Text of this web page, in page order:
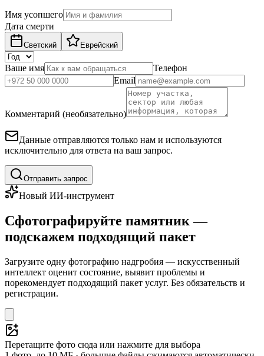
Имя усопшего
Дата смерти
Светский Еврейский
Ваше имя
Телефон
Email
Комментарий (необязательно)
Данные отправляются только нам и используются
исключительно для ответа на ваш запрос.
Отправить запрос
Новый ИИ-инструмент
Сфотографируйте памятник —
подскажем подходящий пакет
Загрузите одну фотографию надгробия — искусственный
интеллект оценит состояние, выявит проблемы и
порекомендует подходящий пакет услуг. Без обязательств и
регистрации.
Перетащите фото сюда или нажмите для выбора